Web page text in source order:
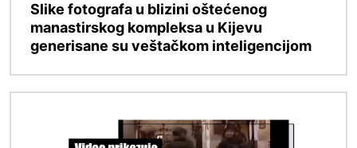
Slike fotografa u blizini oštećenog
manastirskog kompleksa u Kijevu
generisane su veštačkom inteligencijom